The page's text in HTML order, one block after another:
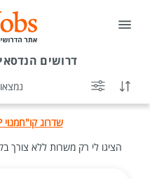
דרושים
נמצאו 5 משרות
שדרוג קו"חמנוי VIP
הציגו לי רק משרות ללא צורך